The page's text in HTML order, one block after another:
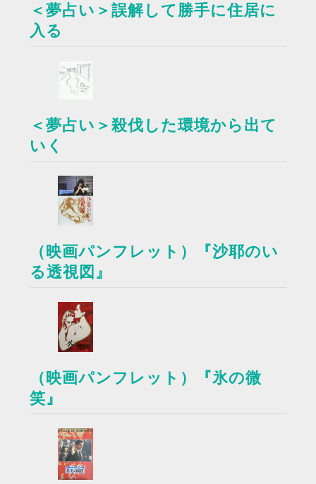
＜夢占い＞誤解して勝手に住居に
入る
＜夢占い＞殺伐した環境から出て
いく
（映画パンフレット）『沙耶のい
る透視図』
（映画パンフレット）『氷の微
笑』